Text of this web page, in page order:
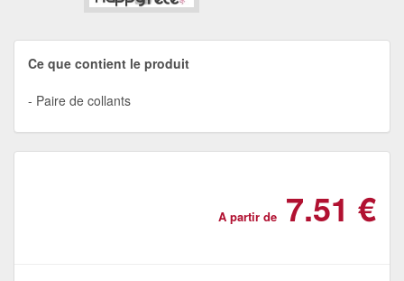
Ce que contient le produit
Paire de collants
A partir de 7.51 €